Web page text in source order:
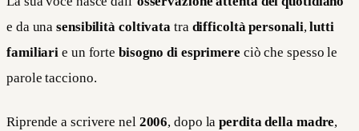
e da unasensibilità coltivata tra difficoltà personali,lutti
familiari e un forte bisogno di esprimere ciò che spesso le
parole tacciono.
Riprende a scrivere nel 2006, dopo laperdita della madre,